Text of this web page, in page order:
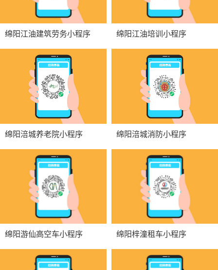
绵阳江油建筑劳务小程序 绵阳江油培训小程序
绵阳涪城养老院小程序 绵阳涪城消防小程序
绵阳游仙高空车小程序 绵阳梓潼租车小程序